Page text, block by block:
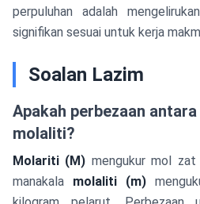
perpuluhan adalah
signifikan sesuai untuk kerja
Soalan Lazim
Apakah perbezaan
molaliti?
Molariti (M) mengukur mol
manakala molaliti (m)